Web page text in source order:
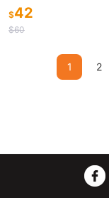
胎刷 洗車工具 汽車美
車
$42
$60
1 2